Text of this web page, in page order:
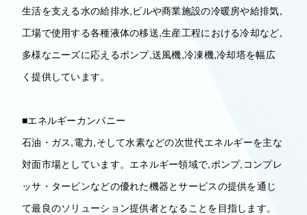
生活を支える水の給排水,ビルや商業施設の冷暖房や給排気,
工場で使用する各種液体の移送,生産工程における冷却など,
多様なニーズに応えるポンプ,送風機,冷凍機,冷却塔を幅広
く提供しています。
■エネルギーカンパニー
石油・ガス,電力,そして水素などの次世代エネルギーを主な
対面市場としています。エネルギー領域で,ポンプ,コンプレ
ッサ・タービンなどの優れた機器とサービスの提供を通じ
て最良のソリューション提供者となることを目指します。